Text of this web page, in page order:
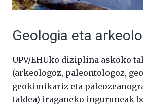
Geologia eta
UPV/EHUko diziplina askoko
(arkeologoz, paleontologoz,
geokimikariz eta
taldea) iraganeko inguruneak